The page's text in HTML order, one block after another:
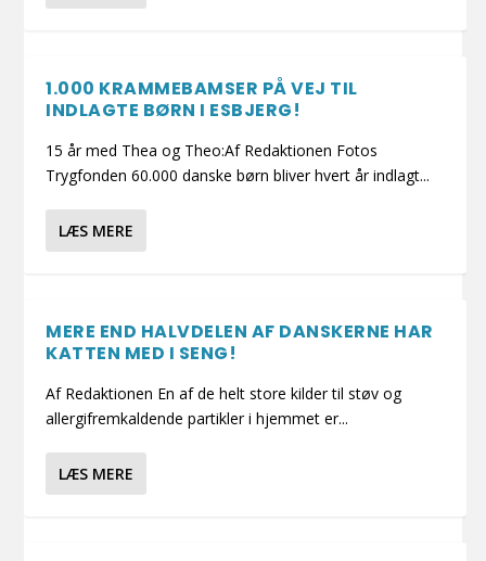
1.000 KRAMMEBAMSER PÅ VEJ TIL
INDLAGTE BØRN I ESBJERG!
15 år med Thea og Theo:Af Redaktionen Fotos
Trygfonden 60.000 danske børn bliver hvert år indlagt...
LÆS MERE
MERE END HALVDELEN AF DANSKERNE HAR
KATTEN MED I SENG!
Af Redaktionen En af de helt store kilder til støv og
allergifremkaldende partikler i hjemmet er...
LÆS MERE